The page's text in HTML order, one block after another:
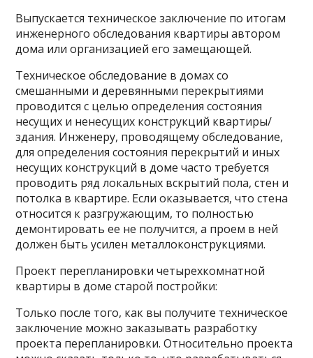
Выпускается техническое заключение по итогам
инженерного обследования квартиры автором
дома или организацией его замещающей.
Техническое обследование в домах со
смешанными и деревянными перекрытиями
проводится с целью определения состояния
несущих и ненесущих конструкций квартиры/
здания. Инженеру, проводящему обследование,
для определения состояния перекрытий и иных
несущих конструкций в доме часто требуется
проводить ряд локальных вскрытий пола, стен и
потолка в квартире. Если оказывается, что стена
относится к разгружающим, то полностью
демонтировать ее не получится, а проем в ней
должен быть усилен металлоконструкциями.
Проект перепланировки четырехкомнатной
квартиры в доме старой постройки:
Только после того, как вы получите техническое
заключение можно заказывать разработку
проекта перепланировки. Относительно проекта